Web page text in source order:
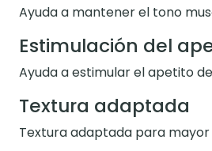
Ayuda a mantener el tono
Estimulación del
Ayuda a estimular el apetito
Textura adaptada
Textura adaptada para